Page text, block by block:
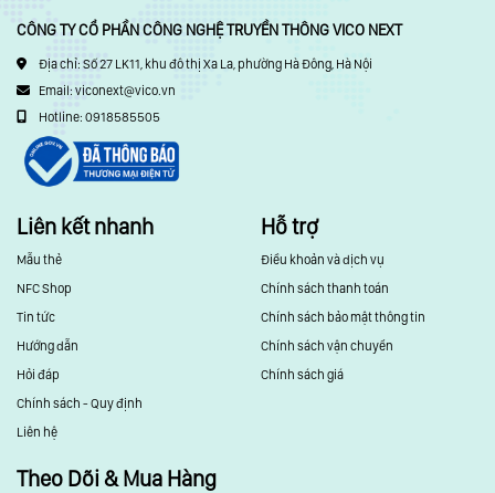
CÔNG TY CỔ PHẦN CÔNG NGHỆ TRUYỀN THÔNG VICO NEXT
Địa chỉ: Số 27 LK11, khu đô thị Xa La, phường Hà Đông, Hà Nội
Email: viconext@vico.vn
Hotline: 0918585505
Liên kết nhanh
Mẫu thẻ
NFC Shop
Tin tức
Hướng dẫn
Hỏi đáp
Chính sách - Quy định
Liên hệ
Hỗ trợ
Điều khoản và dịch vụ
Chính sách thanh toán
Chính sách bảo mật thông tin
Chính sách vận chuyển
Chính sách giá
Theo Dõi & Mua Hàng